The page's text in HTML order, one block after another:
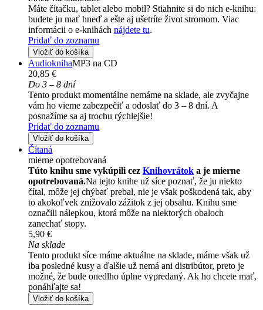
Máte čítačku, tablet alebo mobil? Stiahnite si do nich e-knihu:
budete ju mať hneď a ešte aj ušetríte život stromom. Viac
informácii o e-knihách nájdete tu.
Pridať do zoznamu
Vložiť do košíka
AudioknihaMP3 na CD
20,85 €
Do 3 – 8 dní
Tento produkt momentálne nemáme na sklade, ale zvyčajne
vám ho vieme zabezpečiť a odoslať do 3 – 8 dní. A
posnažíme sa aj trochu rýchlejšie!
Pridať do zoznamu
Vložiť do košíka
Čítaná
mierne opotrebovaná
Túto knihu sme vykúpili cez Knihovrátok a je mierne
opotrebovaná.Na tejto knihe už síce poznať, že ju niekto
čítal, môže jej chýbať prebal, nie je však poškodená tak, aby
to akokoľvek znižovalo zážitok z jej obsahu. Knihu sme
označili nálepkou, ktorá môže na niektorých obaloch
zanechať stopy.
5,90 €
Na sklade
Tento produkt síce máme aktuálne na sklade, máme však už
iba posledné kusy a ďalšie už nemá ani distribútor, preto je
možné, že bude onedlho úplne vypredaný. Ak ho chcete mať,
ponáhľajte sa!
Vložiť do košíka